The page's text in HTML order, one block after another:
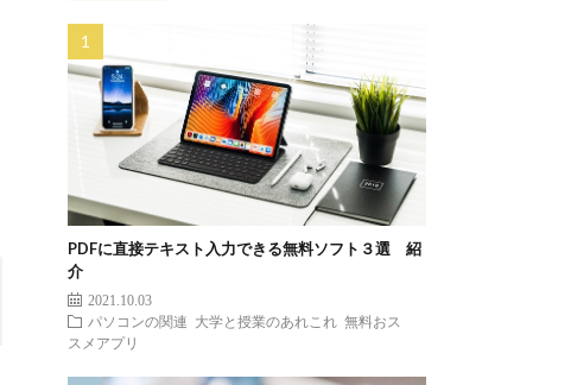
PDFに直接テキスト入力できる無料ソフト３選 紹
介
2021.10.03
パソコンの関連
大学と授業のあれこれ
無料おス
スメアプリ